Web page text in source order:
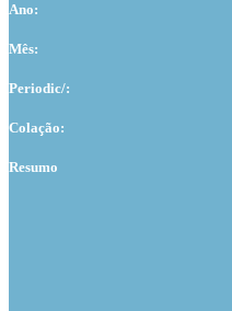
Ano:
Mês:
Periodic/:
Colação:
Resumo